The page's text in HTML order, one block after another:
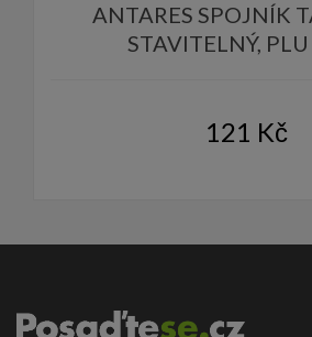
ANTARES SPOJNÍK
STAVITELNÝ,
121 Kč